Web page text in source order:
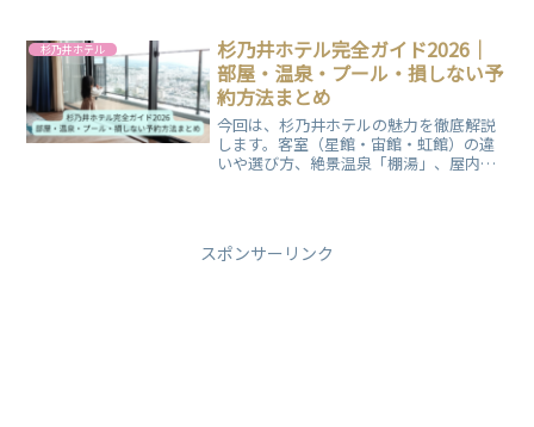
は必見です。
杉乃井ホテル
杉乃井ホテル完全ガイド2026｜
部屋・温泉・プール・損しない予
約方法まとめ
今回は、杉乃井ホテルの魅力を徹底解説
します。客室（星館・宙館・虹館）の違
いや選び方、絶景温泉「棚湯」、屋内プ
失敗しない完全ガイドです。ぜひご覧く
スポンサーリンク